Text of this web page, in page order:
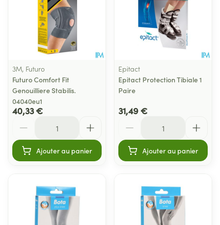
3M, Futuro
Futuro Comfort Fit
Genouilliere Stabilis.
04040eu1
40,33 €
Ajouter au panier
Epitact
Epitact Protection Tibiale 1
Paire
31,49 €
Ajouter au panier